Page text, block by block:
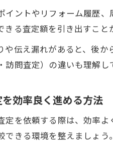
安
イントやリフォーム履歴
る査定額を引き出すこと
や伝え漏れがあると、後
問査定）の違いも理解し
効率良く進める方法
定を依頼する際は、効率
きる環境を整えましょう。